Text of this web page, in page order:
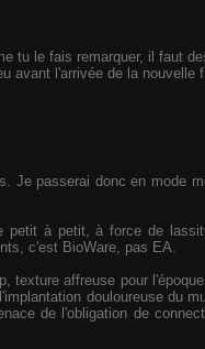
tu le fais remarquer, il faut
avant l'arrivée de la nouvelle
Je passerai donc en mode
petit à petit, à force de
c'est BioWare, pas EA.
texture affreuse pour
douloureuse du
de l'obligation de